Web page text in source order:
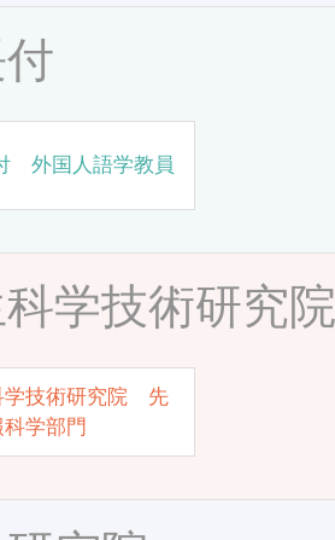
外国人語学教員
学技術研究
学技術研究院 先
学部門